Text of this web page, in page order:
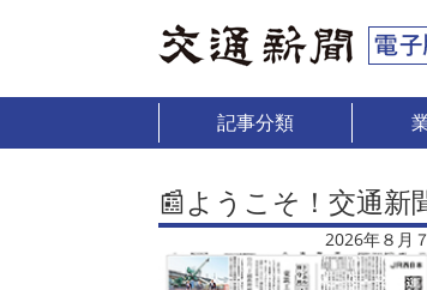
記事分類
📰ようこそ！交通新
2026年８月